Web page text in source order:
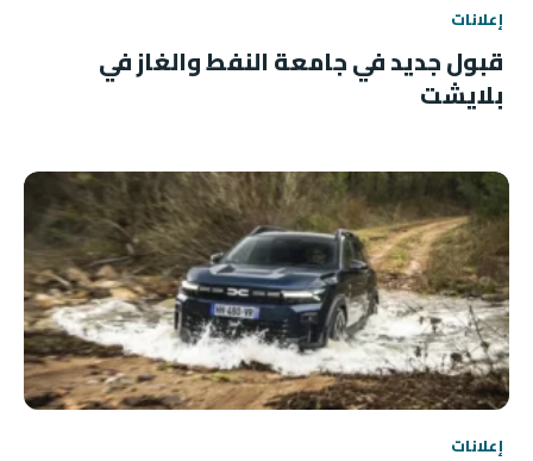
إعلانات
قبول جديد في جامعة النفط والغاز في
بلايشت
إعلانات